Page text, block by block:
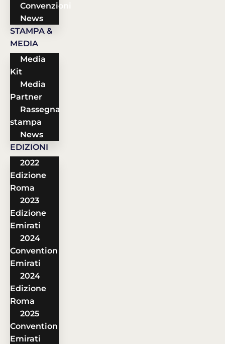
Convenzioni
News
STAMPA &
MEDIA
Media
Kit
Media
Partner
Rassegna
stampa
News
EDIZIONI
2022
Edizione
Roma
2023
Edizione
Emirati
2024
Convention
Emirati
2024
Edizione
Roma
2025
Convention
Emirati